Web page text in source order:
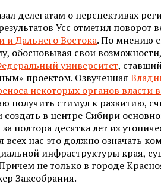
делегатам о перспективах
Усс отметил поворот
и Дальнего Востока. По мнению
обосновывая свои
университет,
проектом. Озвученная
некоторых органов власти
получить стимул к развитию,
создать в центре Сибири
полтора десятка лет из
всех нас это должно означать
инфраструктуры края,
не только в городе
Заксобрания.